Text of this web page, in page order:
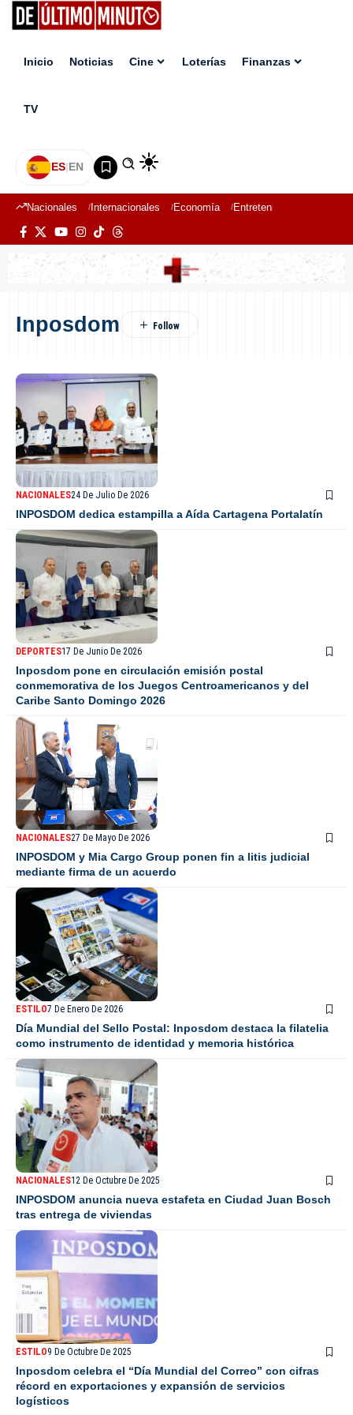
Inicio Noticias Cine Loterías Finanzas
TV
ES|EN
Nacionales Internacionales Economía Entretenimiento
Inposdom
NACIONALES24 De Julio De 2026
INPOSDOM dedica estampilla a Aída Cartagena Portalatín
DEPORTES17 De Junio De 2026
Inposdom pone en circulación emisión postal
conmemorativa de los Juegos Centroamericanos y del
Caribe Santo Domingo 2026
NACIONALES27 De Mayo De 2026
INPOSDOM y Mia Cargo Group ponen fin a litis judicial
mediante firma de un acuerdo
ESTILO7 De Enero De 2026
Día Mundial del Sello Postal: Inposdom destaca la filatelia
como instrumento de identidad y memoria histórica
NACIONALES12 De Octubre De 2025
INPOSDOM anuncia nueva estafeta en Ciudad Juan Bosch
tras entrega de viviendas
ESTILO9 De Octubre De 2025
Inposdom celebra el “Día Mundial del Correo” con cifras
récord en exportaciones y expansión de servicios
logísticos